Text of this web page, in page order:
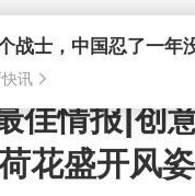
佳情报|创
花盛开风姿